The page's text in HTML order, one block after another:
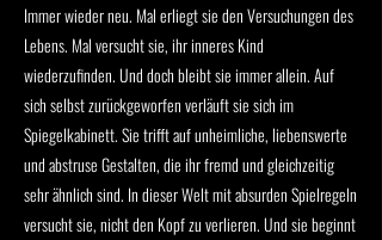
Immer wieder neu. Mal erliegt sie den Versuchungen des
Lebens. Mal versucht sie, ihr inneres Kind
wiederzufinden. Und doch bleibt sie immer allein. Auf
sich selbst zurückgeworfen verläuft sie sich im
Spiegelkabinett. Sie trifft auf unheimliche, liebenswerte
und abstruse Gestalten, die ihr fremd und gleichzeitig
sehr ähnlich sind. In dieser Welt mit absurden Spielregeln
versucht sie, nicht den Kopf zu verlieren. Und sie beginnt